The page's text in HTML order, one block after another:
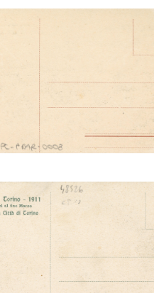
dei lavori al fine Marzo -
della Repubblica
Argentina
dei lavori al fine Marzo.
della città di Torino